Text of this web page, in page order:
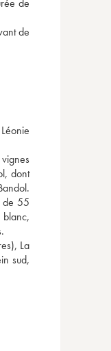
de
de
dont
de 55
La
sud,